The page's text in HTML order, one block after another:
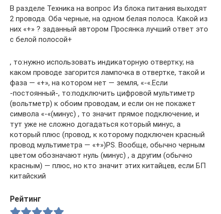
В разделе Техника на вопрос Из блока питания выходят
2 провода. Оба черные, на одном белая полоса. Какой из
них «+» ? заданный автором Просянка лучший ответ это
с белой полосой+
, то:нужно использовать индикаторную отвертку; на
каком проводе загорится лампочка в отвертке, такой и
фаза — «+», на котором нет — земля, «-«.Если
-постоянный-, то:подключить цифровой мультиметр
(вольтметр) к обоим проводам, и если он не покажет
символа «-«(минус) , то значит прямое подключение, и
тут уже не сложно догадаться который минус, а
который плюс (провод, к которому подключен красный
провод мультиметра — «+»)PS. Вообще, обычно черным
цветом обозначают нуль (минус) , а другим (обычно
красным) — плюс, но кто значит этих китайцев, если БП
китайский
Рейтинг